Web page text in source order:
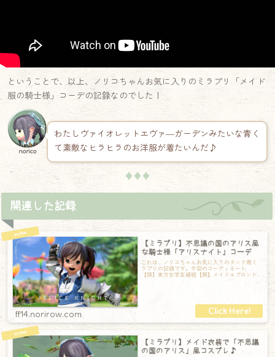
ということで、以上、ノリコちゃんお気に入りのミラプリ「メイド
服の騎士様」コーデの記録なのでした！
norico
わたしヴァイオレットエヴァ―ガーデンみたいな青く
て素敵なヒラヒラのお洋服が着たいんだ♪
♦♦♦
関連した記録
【ミラプリ】不思議の国のアリス風
な騎士様「アリスナイト」コーデ
これは、ノリコちゃんお気に入りのタンク用ミ
ラプリの記録です。今回のコーディネート
【頭】東方女学生絹紐【胴】メイドエプロンド
レスEX【手】エアルーム・ディフェンダーガン
ff14.norirow.com
【ミラプリ】メイド衣装で「不思議
の国のアリス」風コスプレ♪